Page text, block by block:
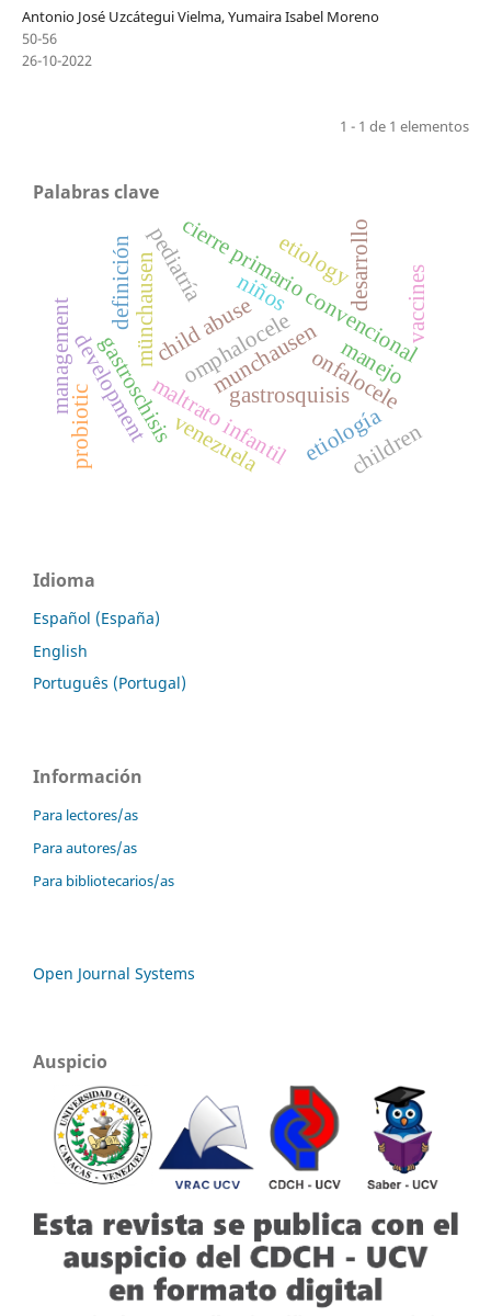
Antonio José Uzcátegui Vielma, Yumaira Isabel Moreno
50-56
26-10-2022
1 - 1 de 1 elementos
Palabras clave
munchausen
maltrato infantil
münchausenchild abuse
gastrosquisisonfalocele
cierre primario convencional
gastroschisisomphalocele
desarrollo
definición
etiología
manejo
development
etiology
management
pediatría
venezuela
niños
probiotic children
vaccines
Idioma
Español (España)
English
Português (Portugal)
Información
Para lectores/as
Para autores/as
Para bibliotecarios/as
Open Journal Systems
Auspicio